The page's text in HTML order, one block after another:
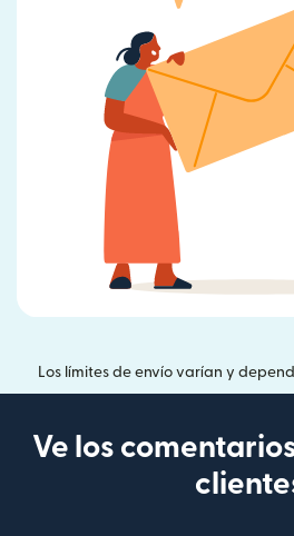
Los límites de envío varían y
Ve los